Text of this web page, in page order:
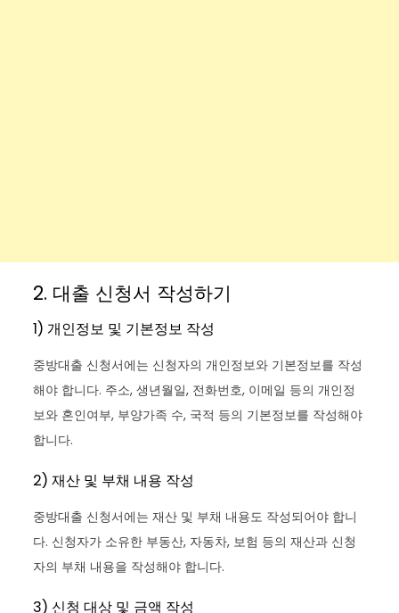
2. 대출 신청서 작성하기
1) 개인정보 및 기본정보 작성
중방대출 신청서에는 신청자의 개인정보와 기본정보를 작성
해야 합니다. 주소, 생년월일, 전화번호, 이메일 등의 개인정
보와 혼인여부, 부양가족 수, 국적 등의 기본정보를 작성해야
합니다.
2) 재산 및 부채 내용 작성
중방대출 신청서에는 재산 및 부채 내용도 작성되어야 합니
다. 신청자가 소유한 부동산, 자동차, 보험 등의 재산과 신청
자의 부채 내용을 작성해야 합니다.
3) 신청 대상 및 금액 작성